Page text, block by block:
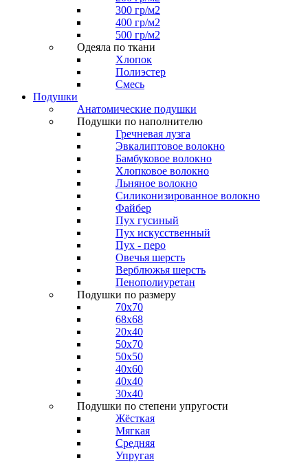
300 гр/м2
400 гр/м2
500 гр/м2
Одеяла по ткани
Хлопок
Полиэстер
Смесь
Подушки
Анатомические подушки
Подушки по наполнителю
Гречневая лузга
Эвкалиптовое волокно
Бамбуковое волокно
Хлопковое волокно
Льняное волокно
Силиконизированное волокно
Файбер
Пух гусиный
Пух искусственный
Пух - перо
Овечья шерсть
Верблюжья шерсть
Пенополиуретан
Подушки по размеру
70x70
68x68
20x40
50x70
50x50
40x60
40x40
30x40
Подушки по степени упругости
Жёсткая
Мягкая
Средняя
Упругая